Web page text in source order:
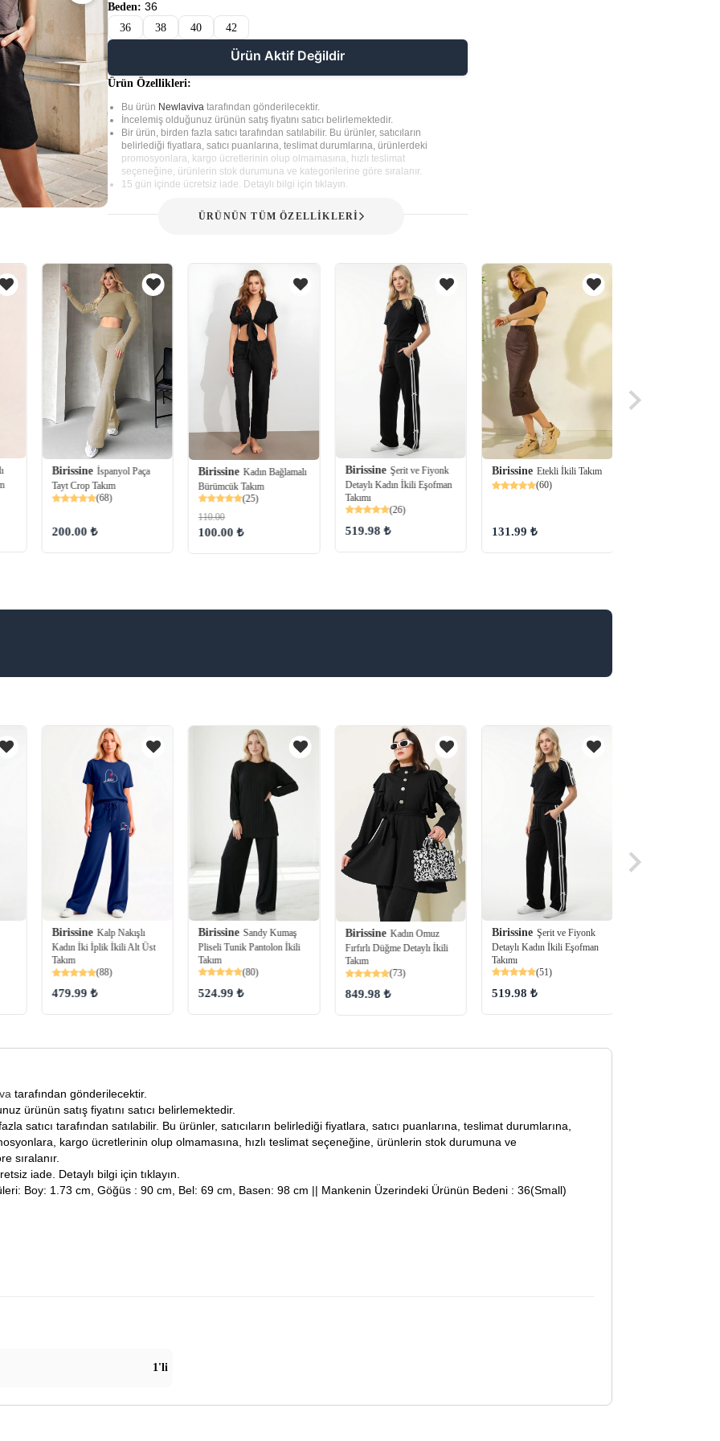
Beden: 36
36 38 40 42
Ürün Aktif Değildir
Ürün Özellikleri:
Bu ürün Newlavivatarafından gönderilecektir.
İncelemiş olduğunuz ürünün satış fiyatını satıcı belirlemektedir.
Bir ürün, birden fazla satıcı tarafından satılabilir. Bu ürünler, satıcıların
belirlediği fiyatlara, satıcı puanlarına, teslimat durumlarına, ürünlerdeki
promosyonlara, kargo ücretlerinin olup olmamasına, hızlı teslimat
seçeneğine, ürünlerin stok durumuna ve kategorilerine göre sıralanır.
15 gün içinde ücretsiz iade. Detaylı bilgi için tıklayın.
ÜRÜNÜN TÜM ÖZELLİKLERİ
Birissine İspanyol Paça
Tayt Crop Takım
(68)
200.00 ₺
Birissine Kadın Bağlamalı
Bürümcük Takım
(25)
110.00
100.00 ₺
Birissine Şerit ve Fiyonk
Detaylı Kadın İkili Eşofman
Takımı
(26)
519.98 ₺
Birissine Etekli İkili Takım
(60)
131.99 ₺
Birissine Kalp Nakışlı
Kadın İki İplik İkili Alt Üst
Takım
(88)
479.99 ₺
Birissine Sandy Kumaş
Pliseli Tunik Pantolon İkili
Takım
(80)
524.99 ₺
Birissine Kadın Omuz
Fırfırlı Düğme Detaylı İkili
Takım
(73)
849.98 ₺
Birissine Şerit ve Fiyonk
Detaylı Kadın İkili Eşofman
Takımı
(51)
519.98 ₺
tarafından gönderilecektir.
ürünün satış fiyatını satıcı belirlemektedir.
satıcı tarafından satılabilir. Bu ürünler, satıcıların belirlediği fiyatlara, satıcı puanlarına, teslimat durumlarına,
kargo ücretlerinin olup olmamasına, hızlı teslimat seçeneğine, ürünlerin stok durumuna ve
sıralanır.
iade. Detaylı bilgi için tıklayın.
Boy: 1.73 cm, Göğüs : 90 cm, Bel: 69 cm, Basen: 98 cm || Mankenin Üzerindeki Ürünün Bedeni : 36(Small)
1'li